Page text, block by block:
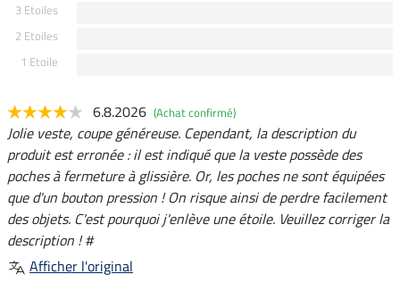
3 Etoiles
2 Etoiles
1 Etoile
6.8.2026 (Achat confirmé)
Jolie veste, coupe généreuse. Cependant, la description du
produit est erronée : il est indiqué que la veste possède des
poches à fermeture à glissière. Or, les poches ne sont équipées
que d'un bouton pression ! On risque ainsi de perdre facilement
des objets. C'est pourquoi j'enlève une étoile. Veuillez corriger la
description ! #
Afficher l'original